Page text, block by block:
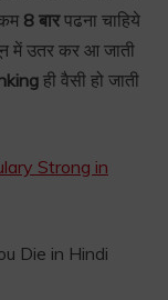
8 बारपढना चाहिये
में उतर कर आ जाती
ही वैसी हो जाती
Strong in